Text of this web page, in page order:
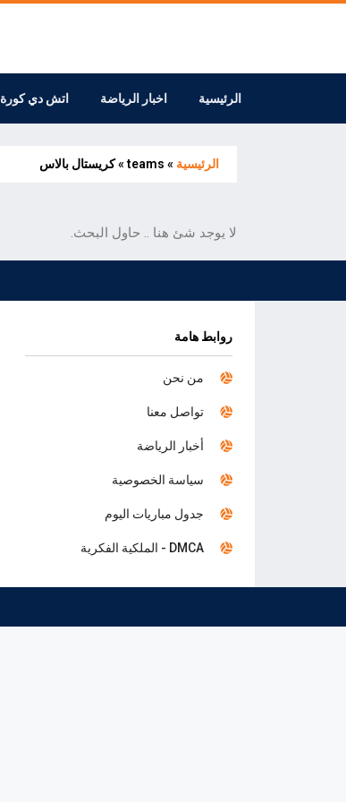
الرئيسية اخبار الرياضة اتش دي كورة
الرئيسية »
teams
»كريستال بالاس
لا يوجد شئ هنا .. حاول البحث.
روابط هامة
من نحن
تواصل معنا
أخبار الرياضة
سياسة الخصوصية
جدول مباريات اليوم
DMCA - الملكية الفكرية